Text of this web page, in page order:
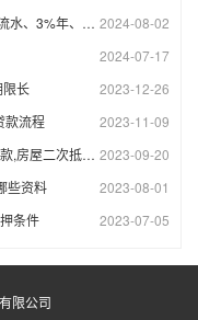
2024-08-02
年、5天放款
2024-07-17
2023-12-26
限长
2023-11-09
款流程
2023-09-20
二次抵押贷款
2023-08-01
些资料
2023-07-05
条件
限公司